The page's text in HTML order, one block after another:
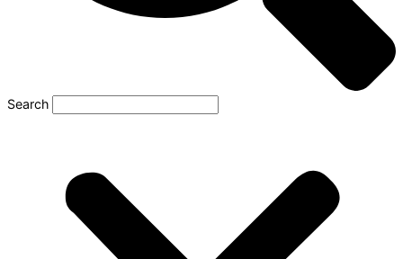
Search